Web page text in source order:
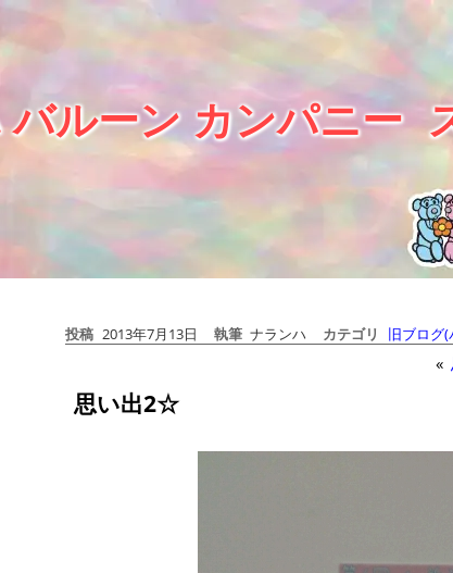
ルーン カンパニー
投稿 2013年7月13日 執筆 ナランハ カテゴリ 旧ブログ
«
思い出2☆